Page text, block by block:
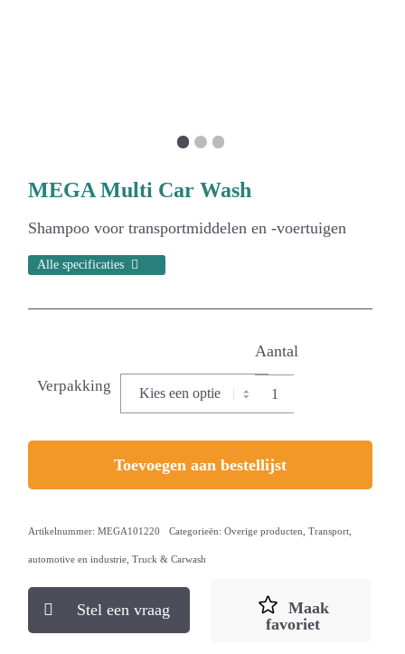
MEGA Multi Car Wash
Shampoo voor transportmiddelen en -voertuigen
Alle specificaties
Verpakking
Toevoegen aan bestellijst
Artikelnummer:MEGA101220 Categorieën:Overige producten ,Transport,
automotive en industrie ,Truck & Carwash
Stel een vraag
Maak
favoriet